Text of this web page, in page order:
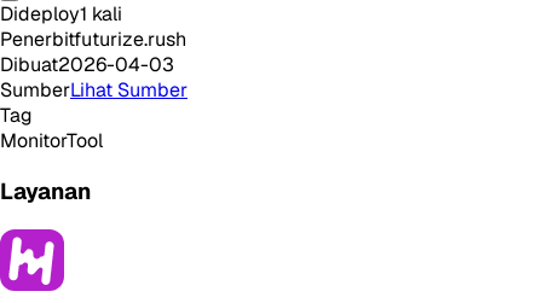
Dideploy1 kali
Penerbitfuturize.rush
Dibuat2026-04-03
SumberLihat Sumber
Tag
MonitorTool
Layanan